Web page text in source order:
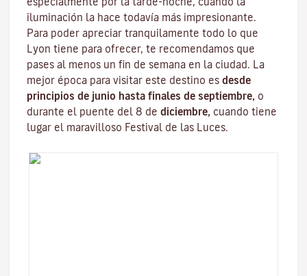
iluminación la hace todavía más impresionante.
Para poder apreciar tranquilamente todo lo que
Lyon tiene para ofrecer, te recomendamos que
pases al menos un fin de semana en la ciudad. La
mejor época para visitar este destino es desde
principios de junio hasta finales de septiembre, o
durante el puente del 8 de diciembre, cuando tiene
lugar el maravilloso Festival de las Luces.